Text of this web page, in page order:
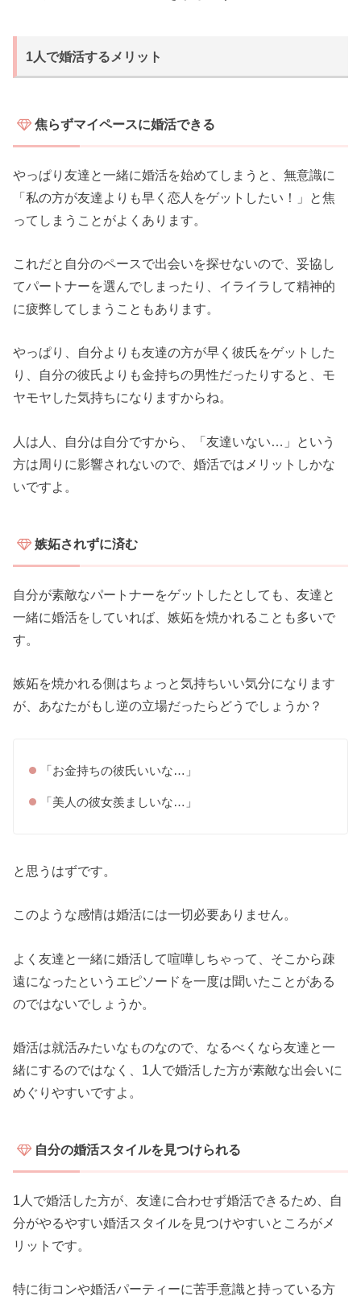
1人で婚活するメリット
焦らずマイペースに婚活できる
やっぱり友達と一緒に婚活を始めてしまうと、無意識に
「私の方が友達よりも早く恋人をゲットしたい！」と焦
ってしまうことがよくあります。
これだと自分のペースで出会いを探せないので、妥協し
てパートナーを選んでしまったり、イライラして精神的
に疲弊してしまうこともあります。
やっぱり、自分よりも友達の方が早く彼氏をゲットした
り、自分の彼氏よりも金持ちの男性だったりすると、モ
ヤモヤした気持ちになりますからね。
人は人、自分は自分ですから、「友達いない…」という
方は周りに影響されないので、婚活ではメリットしかな
いですよ。
嫉妬されずに済む
自分が素敵なパートナーをゲットしたとしても、友達と
一緒に婚活をしていれば、嫉妬を焼かれることも多いで
す。
嫉妬を焼かれる側はちょっと気持ちいい気分になります
が、あなたがもし逆の立場だったらどうでしょうか？
「お金持ちの彼氏いいな…」
「美人の彼女羨ましいな…」
と思うはずです。
このような感情は婚活には一切必要ありません。
よく友達と一緒に婚活して喧嘩しちゃって、そこから疎
遠になったというエピソードを一度は聞いたことがある
のではないでしょうか。
婚活は就活みたいなものなので、なるべくなら友達と一
緒にするのではなく、1人で婚活した方が素敵な出会いに
めぐりやすいですよ。
自分の婚活スタイルを見つけられる
1人で婚活した方が、友達に合わせず婚活できるため、自
分がやるやすい婚活スタイルを見つけやすいところがメ
リットです。
特に街コンや婚活パーティーに苦手意識と持っている方